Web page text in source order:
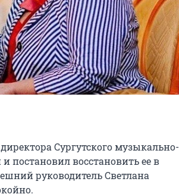
Сургутского музыкально-
постановил восстановить ее в
руководитель Светлана